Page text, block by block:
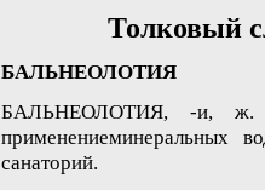
Толковый
БАЛЬНЕОЛОТИЯ
БАЛЬНЕОЛОТИЯ, -и, ж.
применениеминеральных
санаторий.